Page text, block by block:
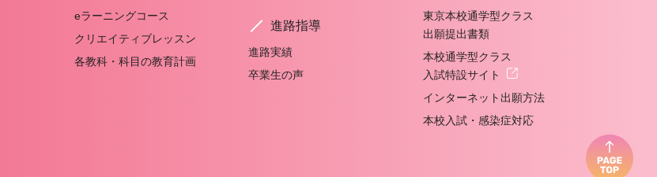
eラーニングコース
クリエイティブレッスン
各教科・科目の教育計画
進路指導
進路実績
卒業生の声
東京本校通学型クラス
出願提出書類
本校通学型クラス
入試特設サイト
インターネット出願方法
本校入試・感染症対応